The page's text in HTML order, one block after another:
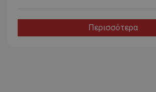
Περισσότερα